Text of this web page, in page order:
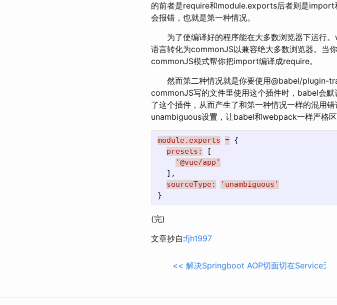
的前者是require和module.exports后者则是
会报错，也就是第一种情况。
为了使编译好的程序能在大多数浏览器下运行。
语言转化为commonJS以兼容绝大多数浏览器。当
commonJS模式帮你把import编译成require。
然而第二种情况就是你要使用@babel/plugin-
commonJS写的文件里使用这个插件时，babel会
了这个插件，从而产生了和第一种情况一样的混用
unambiguous设置，让babel和webpack一样严格
module.exports = {
presets:
[
'@vue/app'
],
sourceType:
'unambiguous'
}
(完)
文章抄自:fjh1997
<< 解决Springboot AOP切面切在Service无